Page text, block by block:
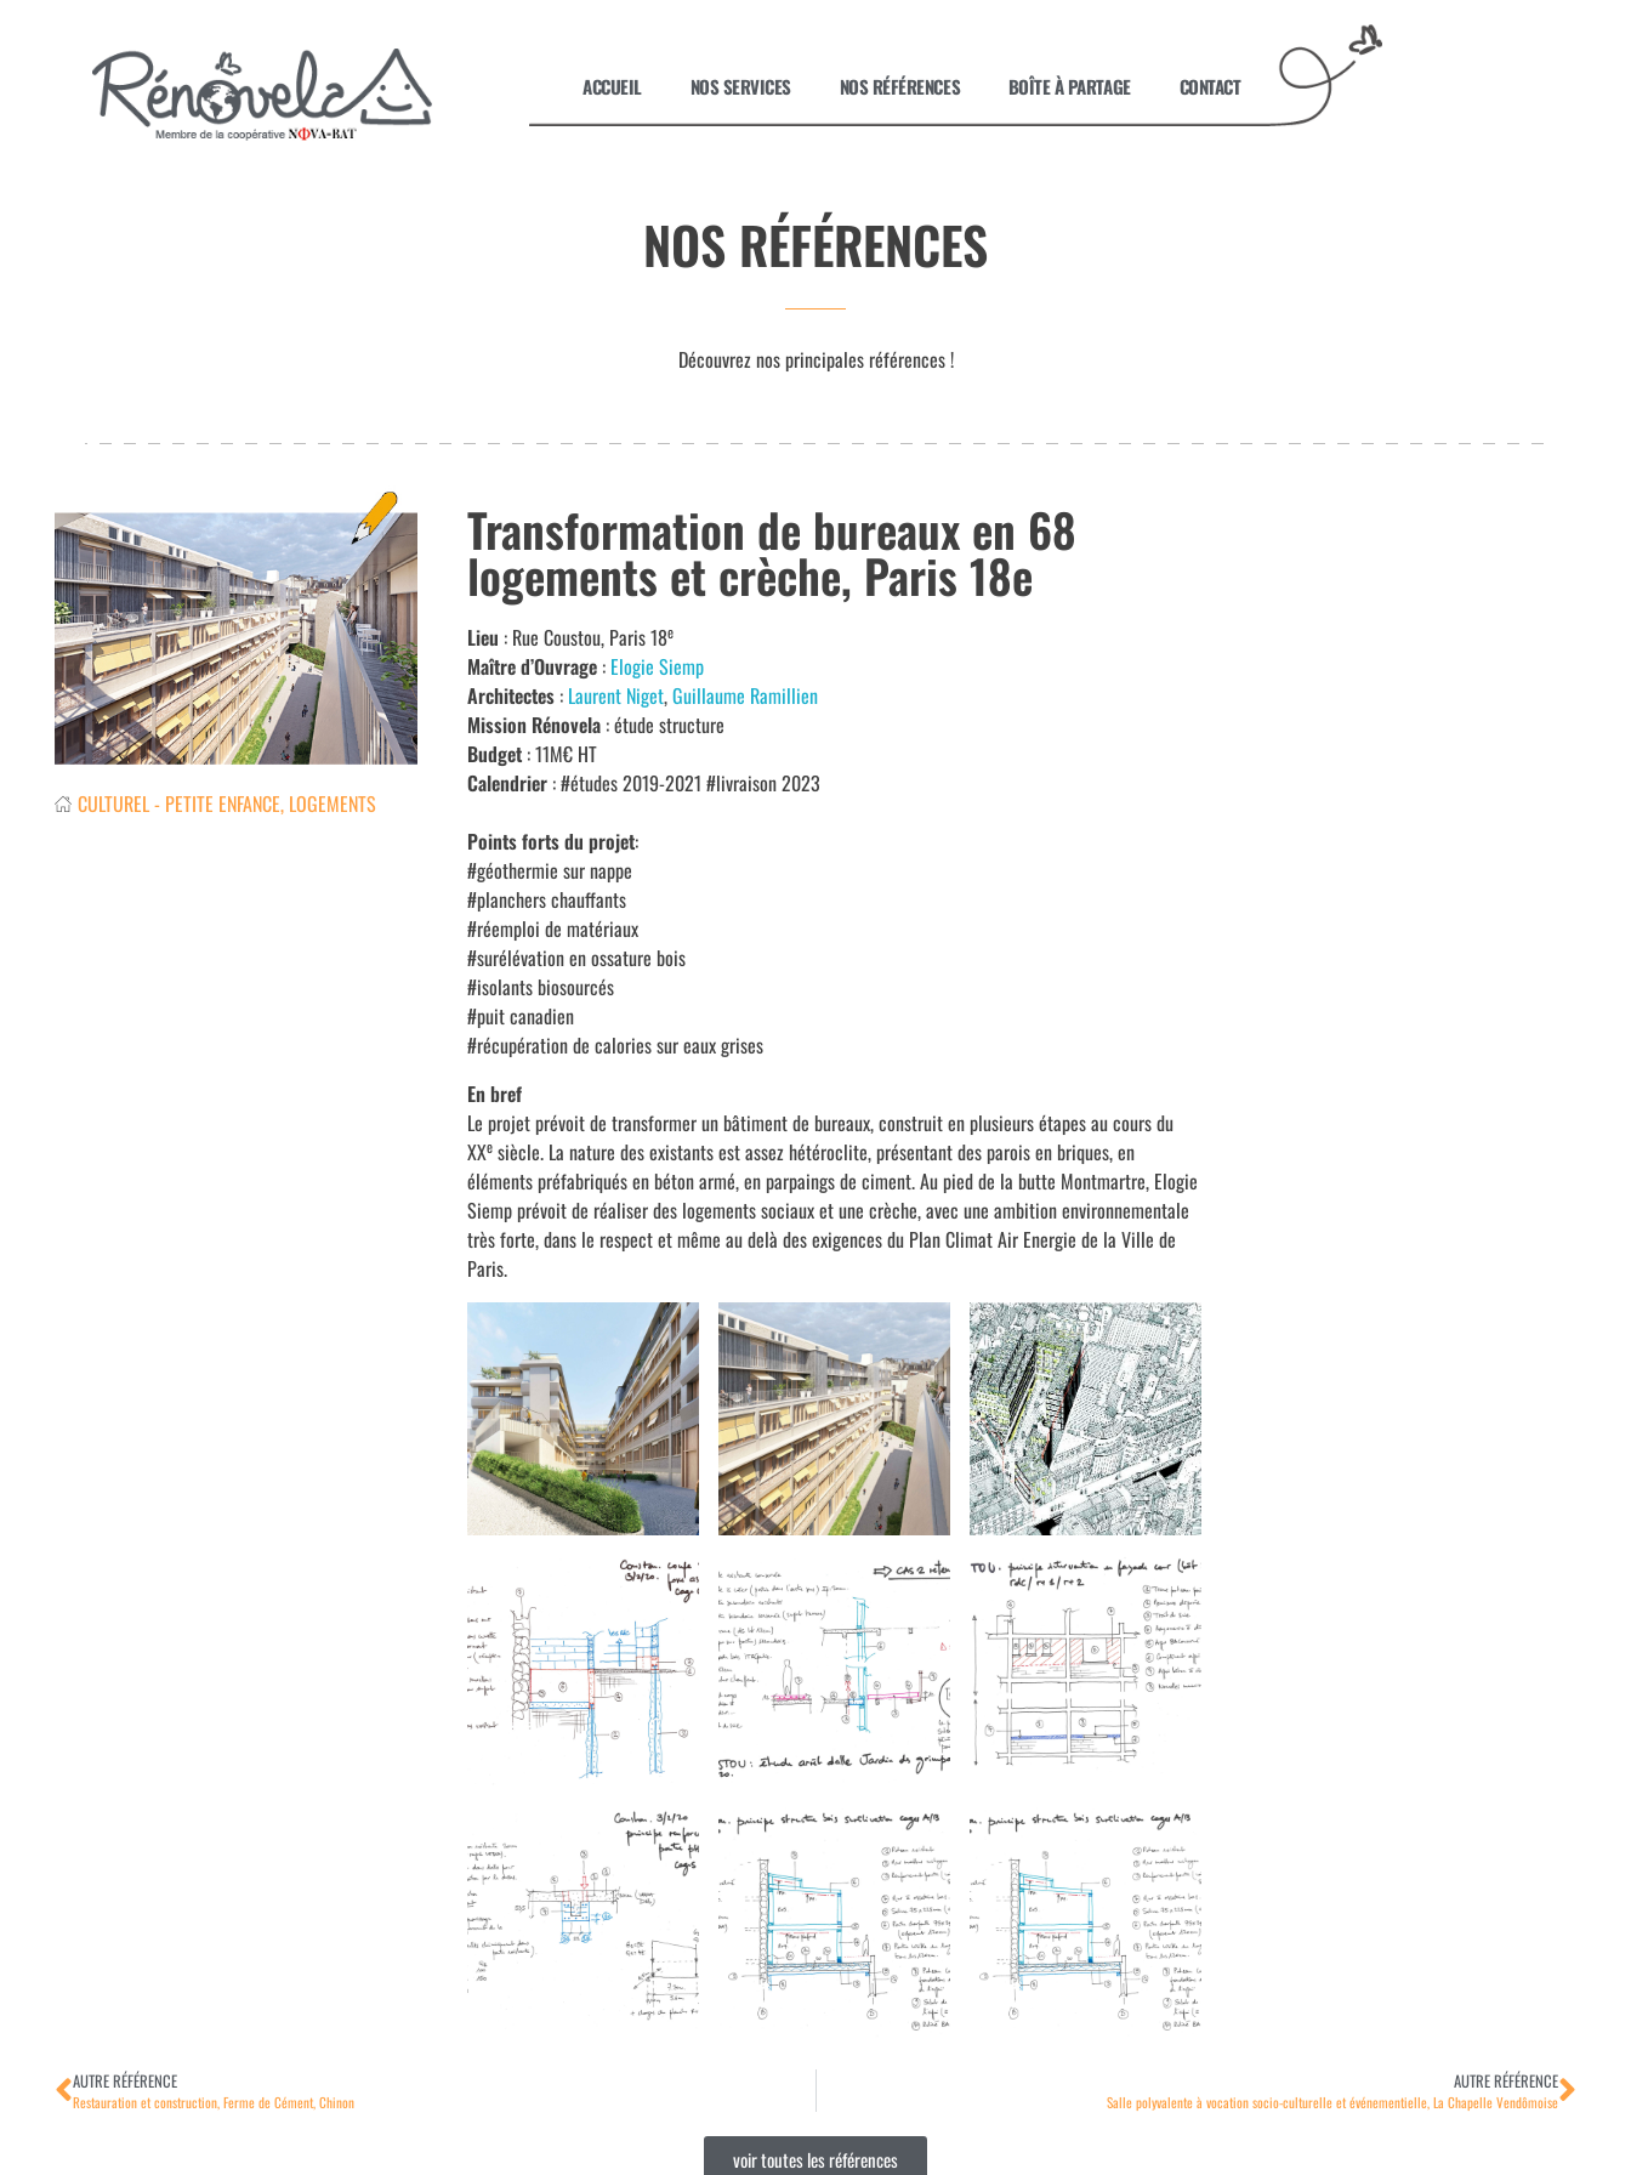
ACCUEIL NOS SERVICES NOS RÉFÉRENCES BOÎTE À PARTAGE CONTACT
NOS RÉFÉRENCES
Découvrez nos principales références !
CULTUREL - PETITE ENFANCE, LOGEMENTS
Transformation de bureaux en 68
logements et crèche, Paris 18e
Lieu : Rue Coustou, Paris 18e
Maître d’Ouvrage: Elogie Siemp
Architectes: Laurent Niget,Guillaume Ramillien
Mission Rénovela: étude structure
Budget: 11M€ HT
Calendrier : #études 2019-2021 #livraison 2023
Points forts du projet:
#géothermie sur nappe
#planchers chauffants
#réemploi de matériaux
#surélévation en ossature bois
#isolants biosourcés
#puit canadien
#récupération de calories sur eaux grises
En bref
Le projet prévoit de transformer un bâtiment de bureaux, construit en plusieurs étapes au cours du
XXesiècle. La nature des existants est assez hétéroclite, présentant des parois en briques, en
éléments préfabriqués en béton armé, en parpaings de ciment. Au pied de la butte Montmartre, Elogie
Siemp prévoit de réaliser des logements sociaux et une crèche, avec une ambition environnementale
très forte, dans le respect et même au delà des exigences du Plan Climat Air Energie de la Ville de
Paris.
AUTRE RÉFÉRENCE
Restauration et construction, Ferme de Cément, Chinon
AUTRE RÉFÉRENCE
Salle polyvalente à vocation socio-culturelle et événementielle, La Chapelle Vendômoise
voir toutes les références